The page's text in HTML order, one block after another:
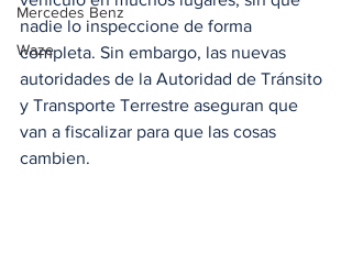
Mercedes Benz
Waze
nadie lo inspeccione de forma
completa. Sin embargo, las nuevas
autoridades de la Autoridad de Tránsito
y Transporte Terrestre aseguran que
van a fiscalizar para que las cosas
cambien.